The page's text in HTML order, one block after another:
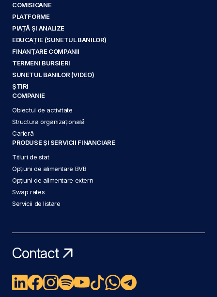
COMISIOANE
PLATFORME
PIAȚĂ ȘI ANALIZE
EDUCAȚIE (SUNETUL BANILOR)
FINANȚARE COMPANII
TERMENI BURSIERI
SUNETUL BANILOR (VIDEO)
ȘTIRI
COMPANIE
Obiectul de activitate
Structura organizațională
Carieră
PRODUSE ȘI SERVICII FINANCIARE
Titluri de stat
Opțiuni de alimentare BVB
Opțiuni de alimentare extern
Swap rates
Servicii de listare
Contact